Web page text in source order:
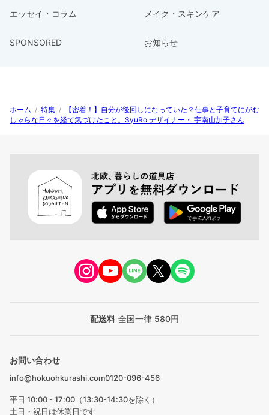
エッセイ・コラム メイク・スキンケア
SPONSORED お知らせ
ホーム / 特集 /
【密着！】自分が後回しになっていた？仕事と子育てにがむ
しゃらな日々を経て気づけたこと。SyuRo デザイナー・ 宇南山加子さん
配送料 全国一律 580円
お問い合わせ
info@hokuohkurashi.com0120-096-456
平日 10:00 - 17:00（13:30-14:30を除く）
土日・祝日は休業日です